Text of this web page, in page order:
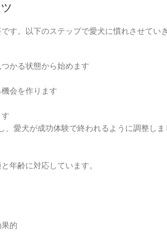
す。以下のステップで愛犬に慣れさせてい
かる状態から始めます
会を作ります
、愛犬が成功体験で終われるように調整しま
年齢に対応しています。
的